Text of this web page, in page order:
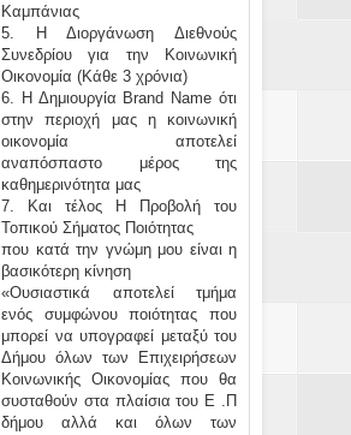
Καμπάνιας
5. Η Διοργάνωση Διεθνούς
Συνεδρίου για την Κοινωνική
Οικονομία (Κάθε 3 χρόνια)
6. Η Δημιουργία Brand Name ότι
στην περιοχή μας η κοινωνική
οικονομία αποτελεί
αναπόσπαστο μέρος της
καθημερινότητα μας
7. Και τέλος Η Προβολή του
Τοπικού Σήματος Ποιότητας
που κατά την γνώμη μου είναι η
βασικότερη κίνηση
«Ουσιαστικά αποτελεί τμήμα
ενός συμφώνου ποιότητας που
μπορεί να υπογραφεί μεταξύ του
Δήμου όλων των Επιχειρήσεων
Κοινωνικής Οικονομίας που θα
συσταθούν στα πλαίσια του Ε .Π
δήμου αλλά και όλων των